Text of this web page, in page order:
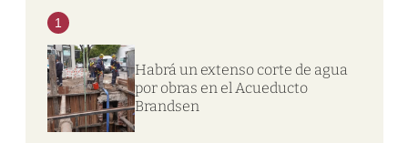
1
Habrá un extenso corte de agua
por obras en el Acueducto
Brandsen